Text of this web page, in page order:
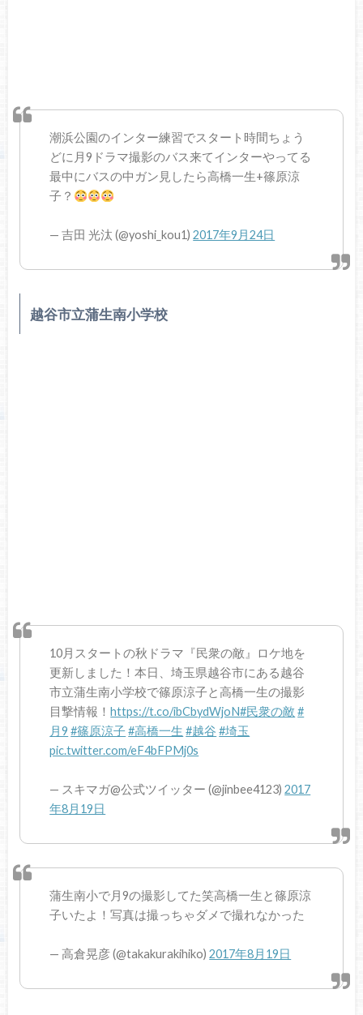
潮浜公園のインター練習でスタート時間ちょう
どに月9ドラマ撮影のバス来てインターやってる
最中にバスの中ガン見したら高橋一生+篠原涼
子？
— 吉田 光汰 (@yoshi_kou1)2017年9月24日
越谷市立蒲生南小学校
10月スタートの秋ドラマ『民衆の敵』ロケ地を
更新しました！本日、埼玉県越谷市にある越谷
市立蒲生南小学校で篠原涼子と高橋一生の撮影
目撃情報！https://t.co/ibCbydWjoN#民衆の敵#
月9 #篠原涼子#高橋一生 #越谷 #埼玉
pic.twitter.com/eF4bFPMj0s
— スキマガ@公式ツイッター (@jinbee4123)2017
年8月19日
蒲生南小で月9の撮影してた笑高橋一生と篠原涼
子いたよ！写真は撮っちゃダメで撮れなかった
— 高倉晃彦 (@takakurakihiko)2017年8月19日